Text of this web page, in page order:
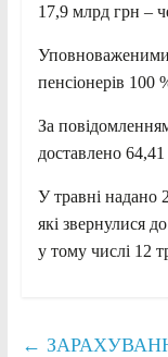
17,9 млрд грн –
Уповноваженими
пенсіонерів 100
За
доставлено
У травні надано
які звернулися
у тому числі 12
←